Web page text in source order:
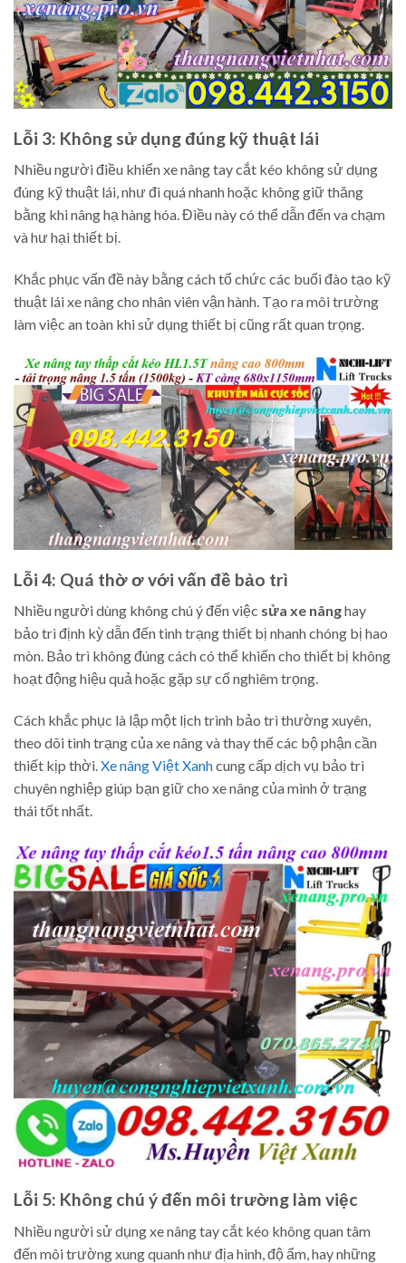
Lỗi 3: Không sử dụng đúng kỹ thuật lái
Nhiều người điều khiển xe nâng tay cắt kéo không sử dụng
đúng kỹ thuật lái, như đi quá nhanh hoặc không giữ thăng
bằng khi nâng hạ hàng hóa. Điều này có thể dẫn đến va chạm
và hư hại thiết bị.
Khắc phục vấn đề này bằng cách tổ chức các buổi đào tạo kỹ
thuật lái xe nâng cho nhân viên vận hành. Tạo ra môi trường
làm việc an toàn khi sử dụng thiết bị cũng rất quan trọng.
Lỗi 4: Quá thờ ơ với vấn đề bảo trì
Nhiều người dùng không chú ý đến việc sửa xe nânghay
bảo trì định kỳ dẫn đến tình trạng thiết bị nhanh chóng bị hao
mòn. Bảo trì không đúng cách có thể khiến cho thiết bị không
hoạt động hiệu quả hoặc gặp sự cố nghiêm trọng.
Cách khắc phục là lập một lịch trình bảo trì thường xuyên,
theo dõi tình trạng của xe nâng và thay thế các bộ phận cần
thiết kịp thời.Xe nâng Việt Xanhcung cấp dịch vụ bảo trì
chuyên nghiệp giúp bạn giữ cho xe nâng của mình ở trạng
thái tốt nhất.
Lỗi 5: Không chú ý đến môi trường làm việc
Nhiều người sử dụng xe nâng tay cắt kéo không quan tâm
đến môi trường xung quanh như địa hình, độ ẩm, hay những